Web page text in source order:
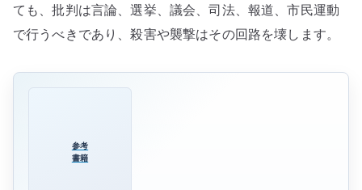
ても、批判は言論、選挙、議会、司法、報道、市民運動
で行うべきであり、殺害や襲撃はその回路を壊します。
参考
書籍